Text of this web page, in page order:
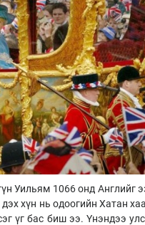
Уильям 1066 онд Английг
хүн нь одоогийн Хатан
үг бас биш ээ. Үнэндээ